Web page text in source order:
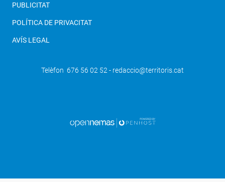
PUBLICITAT
POLÍTICA DE PRIVACITAT
AVÍS LEGAL
Telèfon 676 56 02 52 - redaccio@territoris.cat